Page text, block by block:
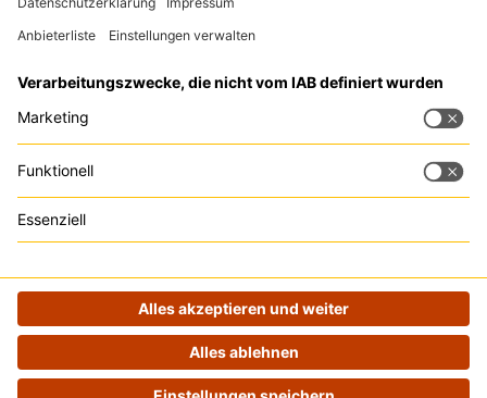
Registrieren
Events im Jahr kostenlos teil:
Vorname
Nachname
Passwort
Passwort wiederholen
und denDatenschutzbedingungen